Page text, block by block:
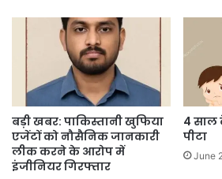
बड़ी खबर: पाकिस्तानी खुफिया
एजेंटों को नौसैनिक जानकारी
लीक करने के आरोप में
इंजीनियर गिरफ्तार
4 साल
पीटा
June